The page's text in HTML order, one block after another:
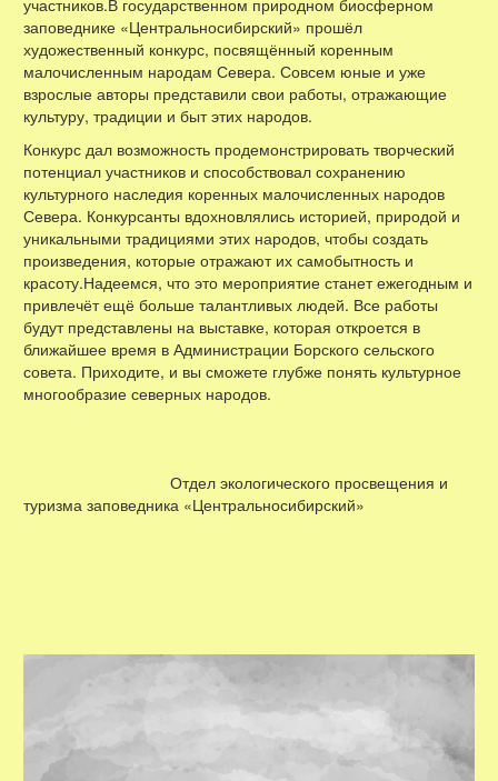
заповеднике «Центральносибирский» прошёл
художественный конкурс, посвящённый коренным
малочисленным народам Севера. Совсем юные и уже
взрослые авторы представили свои работы, отражающие
культуру, традиции и быт этих народов.
Конкурс дал возможность продемонстрировать творческий
потенциал участников и способствовал сохранению
культурного наследия коренных малочисленных народов
Севера. Конкурсанты вдохновлялись историей, природой и
уникальными традициями этих народов, чтобы создать
произведения, которые отражают их самобытность и
красоту.Надеемся, что это мероприятие станет ежегодным и
привлечёт ещё больше талантливых людей. Все работы
будут представлены на выставке, которая откроется в
ближайшее время в Администрации Борского сельского
совета. Приходите, и вы сможете глубже понять культурное
многообразие северных народов.
Отдел экологического просвещения и
туризма заповедника «Центральносибирский»